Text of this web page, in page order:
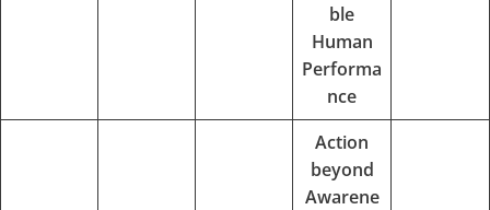
ble
Human
Performa
nce
Action
beyond
Awarene